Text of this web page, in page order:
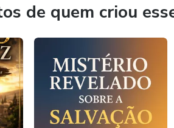
eterno propósito.
de quem criou